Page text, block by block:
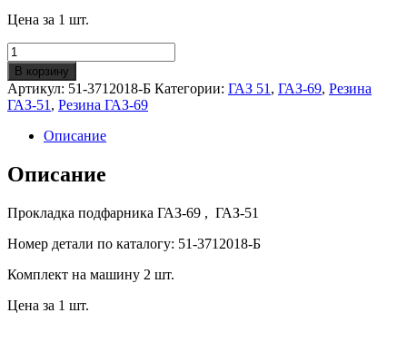
Цена за 1 шт.
Количество
Прокладка
подфарника
ГАЗ-69/51
с
бортиком
В корзину
Артикул: 51-3712018-Б Категории: ГАЗ 51 , ГАЗ-69, Резина
ГАЗ-51 , Резина ГАЗ-69
Описание
Описание
Прокладка подфарника ГАЗ-69 , ГАЗ-51
Номер детали по каталогу: 51-3712018-Б
Комплект на машину 2 шт.
Цена за 1 шт.